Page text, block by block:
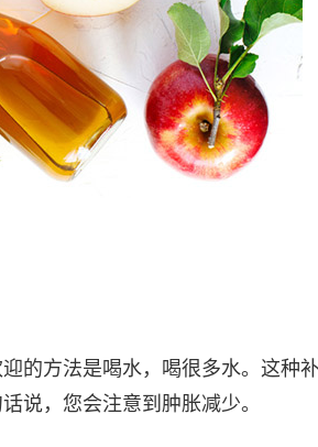
的方法是喝水，喝很多水。这种
说，您会注意到肿胀减少。